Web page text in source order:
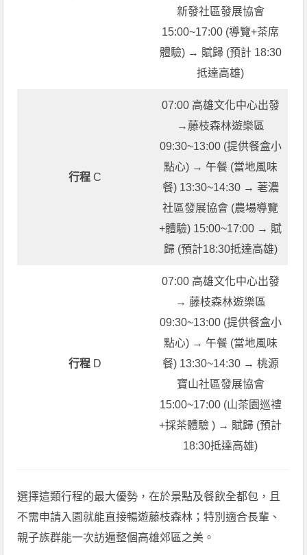
新發社區發展協會
15:00~17:00 (導覽+茶席
體驗) → 賦歸 (預計 18:30
抵達高雄)
行程 C
07:00 高雄文化中心出發
→藤枝森林遊樂區
09:30~13:00 (提供餐盒小
點心) → 午餐 (當地風味
餐) 13:30~14:30 → 荖濃
社區發展協會 (農場導覽
+體驗) 15:00~17:00 → 賦
歸 (預計18:30抵達高雄)
行程 D
07:00 高雄文化中心出發
→ 藤枝森林遊樂區
09:30~13:00 (提供餐盒小
點心) → 午餐 (當地風味
餐) 13:30~14:30 → 桃源
寶山社區發展協會
15:00~17:00 (山茶園巡禮
+採茶體驗 ) → 賦歸 (預計
18:30抵達高雄)
選擇這類行程的最大優勢，在於景點及餐飲全都包，且
不需申請入園就能直接暢遊藤枝森林；特別適合長輩、
親子族群能一次訪遍整個高雄郊區之美。